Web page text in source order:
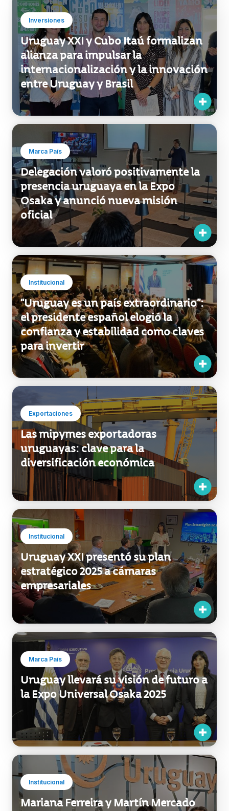
Marca País acercó herramientas para
impulsar la internacionalización de
sus empresas licenciatarias
Inversiones
Uruguay XXI y Cubo Itaú formalizan
alianza para impulsar la
internacionalización y la innovación
entre Uruguay y Brasil
Marca País
Delegación valoró positivamente la
presencia uruguaya en la Expo
Osaka y anunció nueva misión
oficial
Institucional
“Uruguay es un país extraordinario”:
el presidente español elogió la
confianza y estabilidad como claves
para invertir
Exportaciones
Las mipymes exportadoras
uruguayas: clave para la
diversificación económica
Institucional
Uruguay XXI presentó su plan
estratégico 2025 a cámaras
empresariales
Marca País
Uruguay llevará su visión de futuro a
la Expo Universal Osaka 2025